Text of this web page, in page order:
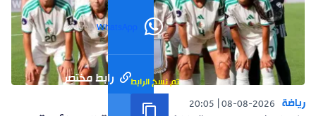
WhatsApp
رابط مختصر تم نسخ الرابط
رياضة 08-08-2026
20:05